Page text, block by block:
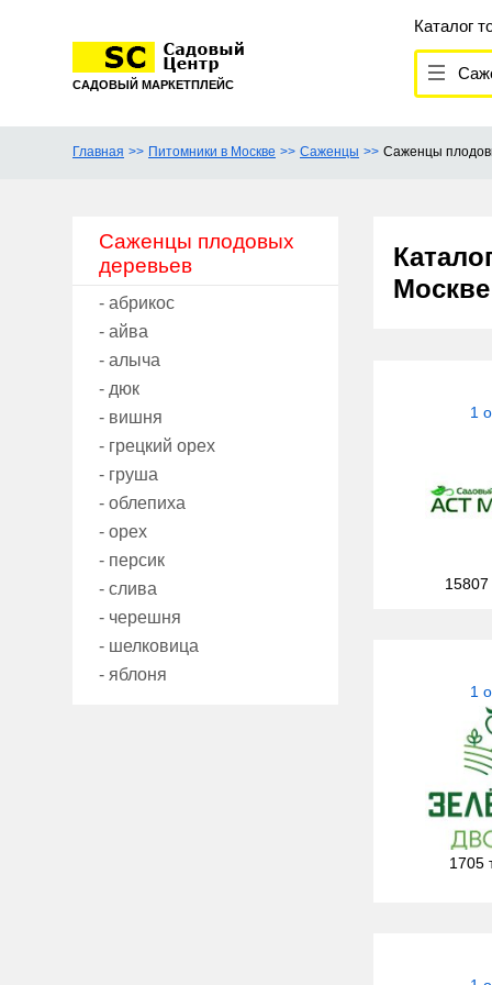
САДОВЫЙ МАРКЕТПЛЕЙС
Каталог
Главная Питомники в Москве Саженцы Саженцы
Саженцы плодовых
деревьев
- абрикос
- айва
- алыча
- дюк
- вишня
- грецкий орех
- груша
- облепиха
- орех
- персик
- слива
- черешня
- шелковица
- яблоня
1
15807
1
1705